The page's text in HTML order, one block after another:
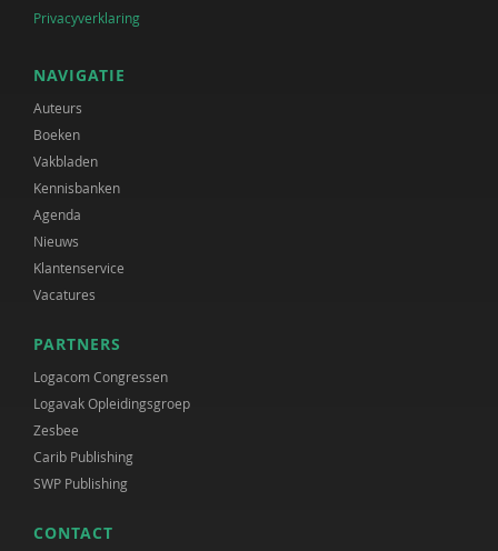
Privacyverklaring
NAVIGATIE
Auteurs
Boeken
Vakbladen
Kennisbanken
Agenda
Nieuws
Klantenservice
Vacatures
PARTNERS
Logacom Congressen
Logavak Opleidingsgroep
Zesbee
Carib Publishing
SWP Publishing
CONTACT